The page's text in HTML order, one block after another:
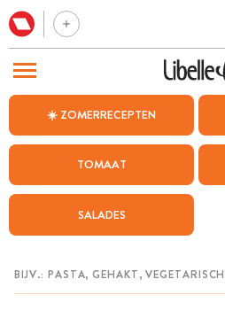
☀️ ZOMERRECEPTEN
TOMAAT
SALADES
BEZOEK ONZE ANDERE WEBSITES
WEEKMENU
CHAT MET MAIA
MIJN BEWAARDE RECEPTEN